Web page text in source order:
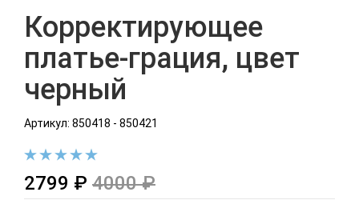
Корректирующее
платье-грация, цвет
черный
Артикул: 850418 - 850421
2799 ₽ 4000 ₽